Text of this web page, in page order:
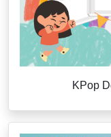
KPop